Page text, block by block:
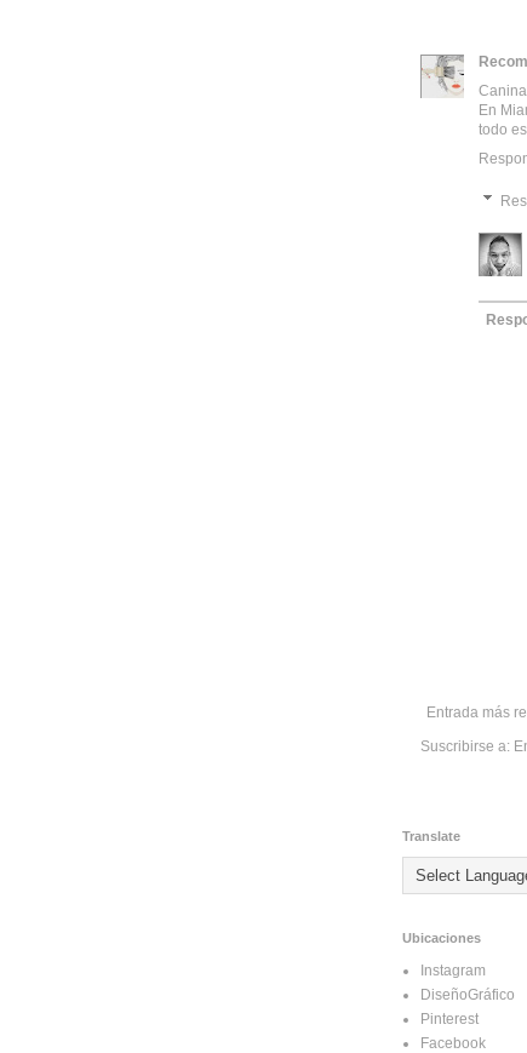
En
todo
Entrada más
Suscribirse a:
Translate
Ubicaciones
Instagram
DiseñoGráfico
Pinterest
Facebook